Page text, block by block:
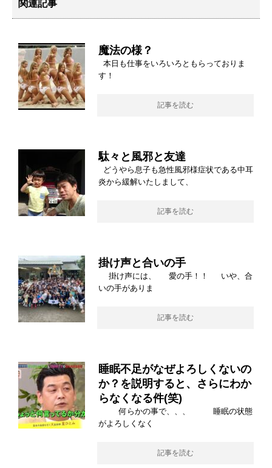
関連記事
魔法の様？
本日も仕事をいろいろともらっておりま
す！
記事を読む
駄々と風邪と友達
どうやら息子も急性風邪様症状である中耳
炎から緩解いたしまして、
記事を読む
掛け声と合いの手
掛け声には、 愛の手！！ いや、合
いの手がありま
記事を読む
睡眠不足がなぜよろしくないの
か？を説明すると、さらにわか
らなくなる件(笑)
何らかの事で、、、 睡眠の状態
がよろしくなく
記事を読む